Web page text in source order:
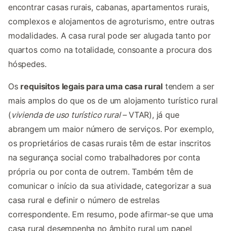
encontrar casas rurais, cabanas, apartamentos rurais,
complexos e alojamentos de agroturismo, entre outras
modalidades. A casa rural pode ser alugada tanto por
quartos como na totalidade, consoante a procura dos
hóspedes.
Os requisitos legais para uma casa ruraltendem a ser
mais amplos do que os de um alojamento turístico rural
(vivienda de uso turístico rural – VTAR), já que
abrangem um maior número de serviços. Por exemplo,
os proprietários de casas rurais têm de estar inscritos
na segurança social como trabalhadores por conta
própria ou por conta de outrem. Também têm de
comunicar o início da sua atividade, categorizar a sua
casa rural e definir o número de estrelas
correspondente. Em resumo, pode afirmar-se que uma
casa rural desempenha no âmbito rural um papel